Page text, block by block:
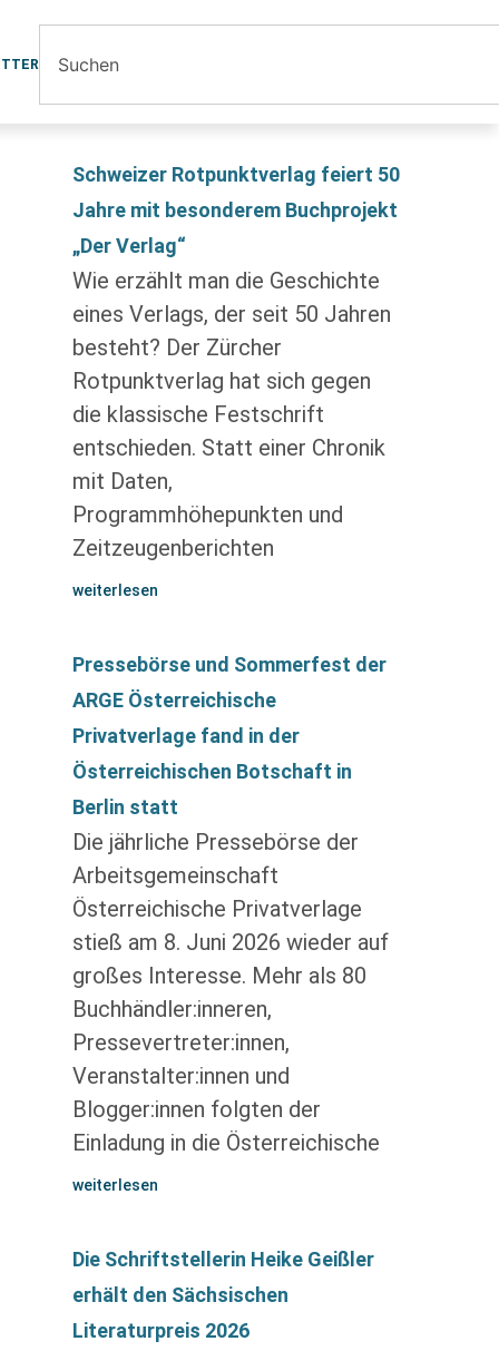
Schweizer Rotpunktverlag feiert 50
Jahre mit besonderem Buchprojekt
„Der Verlag“
Wie erzählt man die Geschichte
eines Verlags, der seit 50 Jahren
besteht? Der Zürcher
Rotpunktverlag hat sich gegen
die klassische Festschrift
entschieden. Statt einer Chronik
mit Daten,
Programmhöhepunkten und
Zeitzeugenberichten
weiterlesen
Pressebörse und Sommerfest der
ARGE Österreichische
Privatverlage fand in der
Österreichischen Botschaft in
Berlin statt
Die jährliche Pressebörse der
Arbeitsgemeinschaft
Österreichische Privatverlage
stieß am 8. Juni 2026 wieder auf
großes Interesse. Mehr als 80
Buchhändler:inneren,
Pressevertreter:innen,
Veranstalter:innen und
Blogger:innen folgten der
Einladung in die Österreichische
weiterlesen
Die Schriftstellerin Heike Geißler
erhält den Sächsischen
Literaturpreis 2026